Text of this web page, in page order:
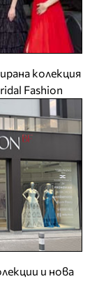
колекция
Fashion
и нова